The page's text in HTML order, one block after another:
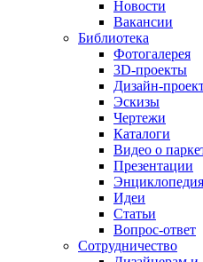
Новости
Вакансии
Библиотека
Фотогалерея
3D-проекты
Дизайн-
Эскизы
Чертежи
Каталоги
Видео о
Презентации
Идеи
Статьи
Вопрос-ответ
Сотрудничество